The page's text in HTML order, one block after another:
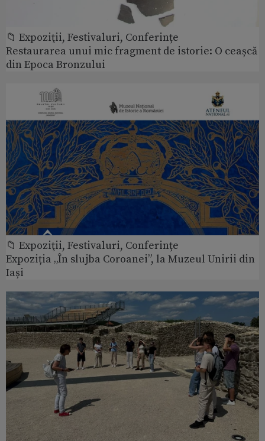
📁 Expoziţii, Festivaluri, Conferințe
Restaurarea unui mic fragment de istorie: O ceașcă
din Epoca Bronzului
📁 Expoziţii, Festivaluri, Conferințe
Expoziția „În slujba Coroanei”, la Muzeul Unirii din
Iași